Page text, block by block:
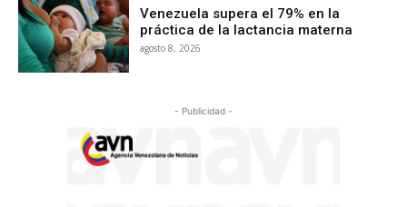
Venezuela supera el 79% en la
práctica de la lactancia materna
agosto 8, 2026
- Publicidad -